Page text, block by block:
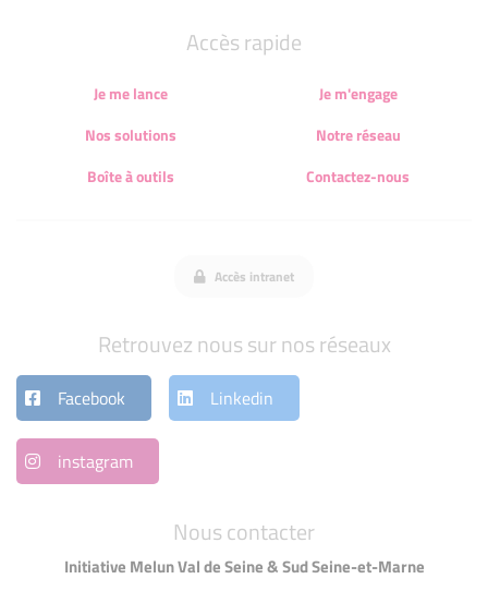
Nous contacter
Initiative Melun Val de Seine & Sud Seine-et-Marne
Accès rapide
Je me lance
Je m'engage
Nos solutions
Notre réseau
Boîte à outils
Contactez-nous
Accès intranet
Retrouvez nous sur nos réseaux
Facebook Linkedin
instagram